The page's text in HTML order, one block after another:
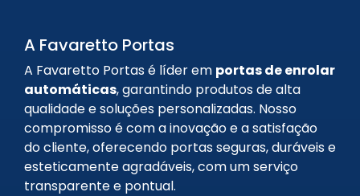
A Favaretto Portas
A Favaretto Portas é líder em portas de enrolar
automáticas, garantindo produtos de alta
qualidade e soluções personalizadas. Nosso
compromisso é com a inovação e a satisfação
do cliente, oferecendo portas seguras, duráveis e
esteticamente agradáveis, com um serviço
transparente e pontual.